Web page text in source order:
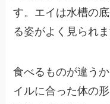
す。エイは水槽の
る姿がよく見られま
食べるものが違う
イルに合った体の